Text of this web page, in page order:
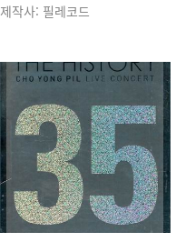
제작사: 필레코드